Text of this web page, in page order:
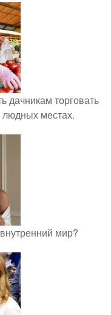
дачникам торговать
людных местах.
мир?